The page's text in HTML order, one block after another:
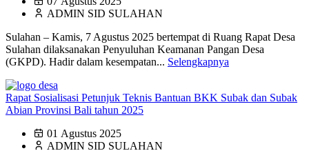
ADMIN SID SULAHAN
Sulahan – Kamis, 7 Agustus 2025 bertempat di Ruang Rapat Desa
Sulahan dilaksanakan Penyuluhan Keamanan Pangan Desa
(GKPD). Hadir dalam kesempatan... Selengkapnya
Rapat Sosialisasi Petunjuk Teknis Bantuan BKK Subak dan Subak
Abian Provinsi Bali tahun 2025
01 Agustus 2025
ADMIN SID SULAHAN